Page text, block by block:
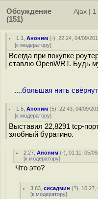
Обсуждение
(151)
Ajax 1
1.1 ,Аноним (-), 22:24, 04/09/
[к модератору]
Всегда при покупке
ставлю OpenWRT. Будь
....большая нить
1.5 ,Аноним (5), 22:43, 04/09/
[к модератору]
Выставил 22,8291 tcp-
злобный буратино.
2.27 ,Аноним (-), 01:11, 05/
[к модератору]
Что это?
3.63 ,сисадмин (?), 10:27,
[к модератору]